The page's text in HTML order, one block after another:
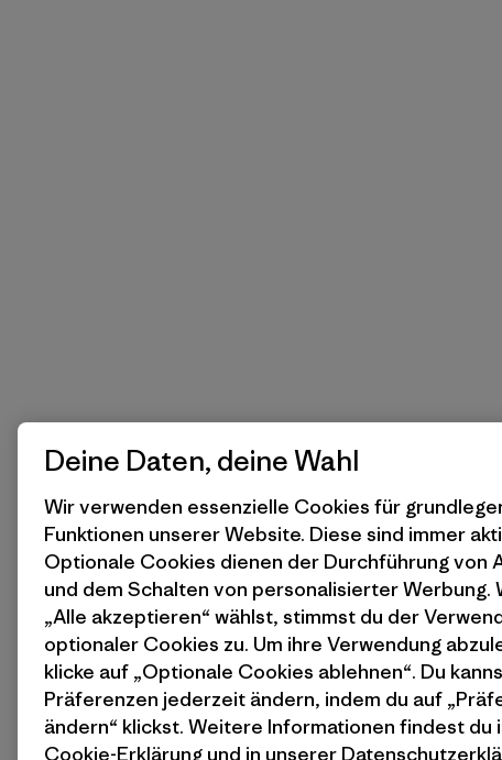
Deine Daten, deine Wahl
Wir verwenden essenzielle Cookies für
Funktionen unserer Website. Diese sind immer
Optionale Cookies dienen der Durchführung von
und dem Schalten von personalisierter Werbung.
„Alle akzeptieren“ wählst, stimmst du der
optionaler Cookies zu. Um ihre Verwendung
klicke auf „Optionale Cookies ablehnen“. Du
Präferenzen jederzeit ändern, indem du auf
ändern“ klickst. Weitere Informationen findest du
Cookie-Erklärung und in unserer